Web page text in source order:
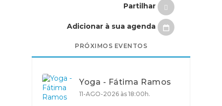
Partilhar
Adicionar à sua agenda
PRÓXIMOS EVENTOS
Yoga - Fátima Ramos
11-AGO-2026 às 18:00h.